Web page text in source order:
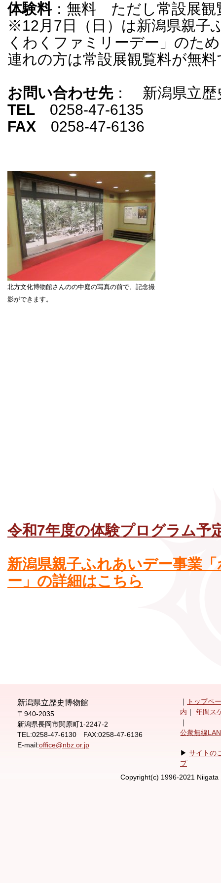
体験料：無料 ただし常設展観
※12月7日（日）は新潟県親子
くわくファミリーデー」のた
連れの方は常設展観覧料が無料
お問い合わせ先： 新潟県立歴
TEL 0258-47-6135
FAX 0258-47-6136
北方文化博物館さんのの中庭の写真の前で、記念撮
影ができます。
令和7年度の体験プログラム予
新潟県親子ふれあいデー事業
ー」の詳細はこちら
新潟県立歴史博物館
〒940-2035
新潟県長岡市関原町1-2247-2
TEL:0258-47-6130 FAX:0258-47-6136
E-mail:office@nbz.or.jp
トップペ
内
年間ス
公衆無線
▶ サイトの
プ
Copyright(c) 1996-2021